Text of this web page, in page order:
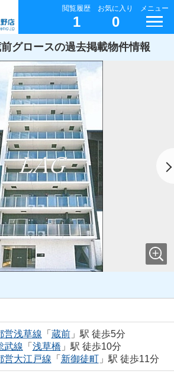
閲覧履歴
1
お気に入り
0
メニュー
グロースの過去掲載物件情報
営浅草線 「 蔵前」駅 徒歩5分
武線 「 浅草橋 」駅 徒歩10分
営大江戸線 「 新御徒町」駅 徒歩11分